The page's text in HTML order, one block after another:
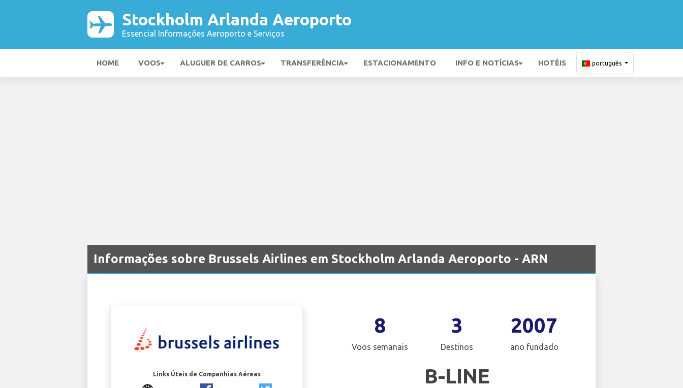
Stockholm Arlanda Aeroporto
Essencial Informações Aeroporto e Serviços
HOME VOOS ALUGUER DE CARROS TRANSFERÊNCIA ESTACIONAMENTO INFO E NOTÍCIAS HOTÉIS português
Informações sobre Brussels Airlines em Stockholm Arlanda Aeroporto - ARN
Links Úteis de Companhias Aéreas
8
Voos semanais
3
Destinos
2007
ano fundado
B-LINE